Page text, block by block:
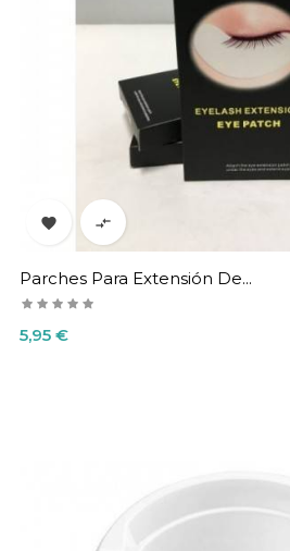
 
Parches Para Extensión De...
Precio
5,95 €